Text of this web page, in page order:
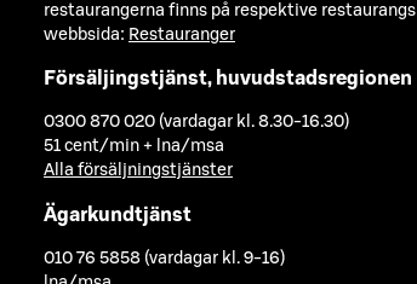
restaurangerna finns på respektive restaurangs
webbsida: Restauranger
Försäljingstjänst, huvudstadsregionen
0300 870 020 (vardagar kl. 8.30-16.30)
51 cent/min + lna/msa
Alla försäljningstjänster
Ägarkundtjänst
010 76 5858 (vardagar kl. 9-16)